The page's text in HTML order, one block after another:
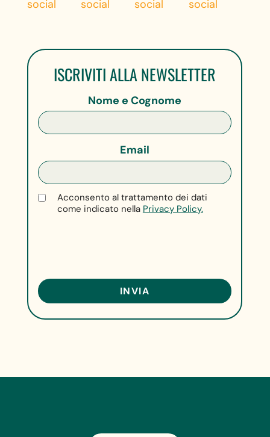
ISCRIVITI ALLA NEWSLETTER
Nome e Cognome
Email
Acconsento al trattamento dei dati
come indicato nella Privacy Policy.